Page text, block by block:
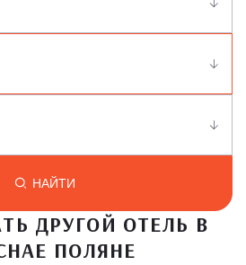
НАЙТИ
ДРУГОЙ ОТЕЛЬ В
ПОЛЯНЕ